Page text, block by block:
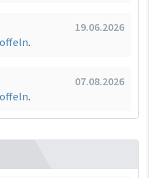
19.06.2026
.
07.08.2026
.